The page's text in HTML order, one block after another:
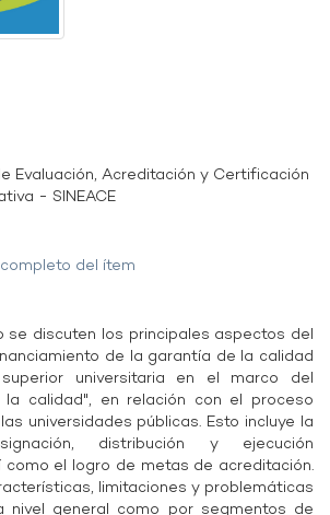
Evaluación, Acreditación y Certificación
- SINEACE
del ítem
se discuten los principales aspectos del
de la garantía de la calidad
universitaria en el marco del
la calidad", en relación con el proceso
universidades públicas. Esto incluye la
distribución y ejecución
como el logro de metas de acreditación.
limitaciones y problemáticas
nivel general como por segmentos de